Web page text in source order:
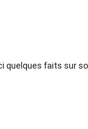
quelques faits sur